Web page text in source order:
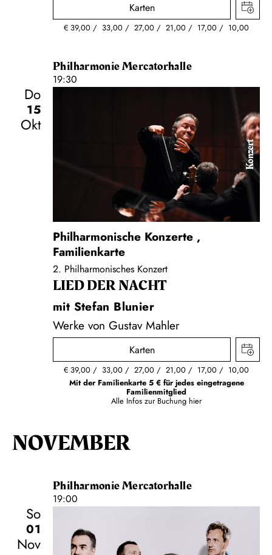
Karten
€ 39,00 33,00 27,00 21,00 17,00 10,00
Philharmonie Mercatorhalle
19:30
Do
15
Okt
Konzert
Philharmonische Konzerte ,
Familienkarte
2. Philharmonisches Konzert
LIED DER NACHT
mit Stefan Blunier
Werke von Gustav Mahler
Karten
€ 39,00 33,00 27,00 21,00 17,00
10,00
Mit der Familienkarte 5 € für jedes eingetragene
Familienmitglied
Alle Infos zur Buchung hier
NOVEMBER
Philharmonie Mercatorhalle
19:00
So
01
Nov